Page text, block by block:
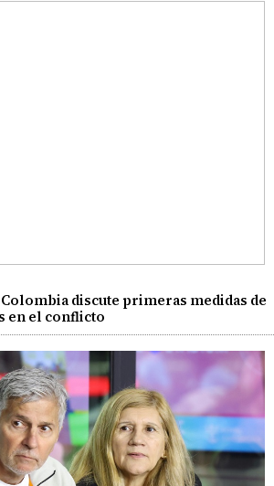
discute primeras medidas de
en el conflicto